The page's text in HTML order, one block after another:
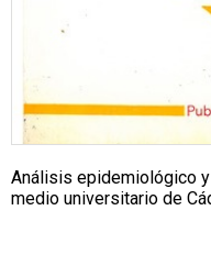
Análisis epidemiológico
medio universitario de